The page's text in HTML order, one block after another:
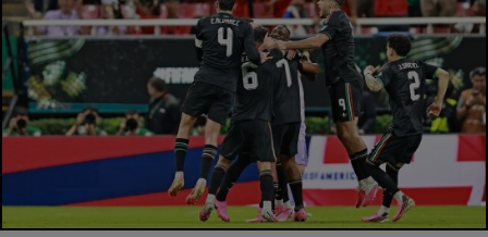
EURO 2024
Stranieri
Clasamente
Tenis